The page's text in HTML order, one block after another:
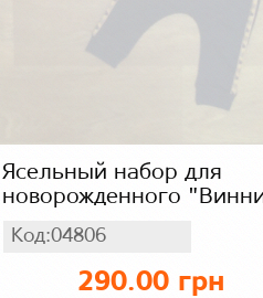
Ясельный набор для
новорожденного
Турция, интерлок
Код:04806
290.00 грн